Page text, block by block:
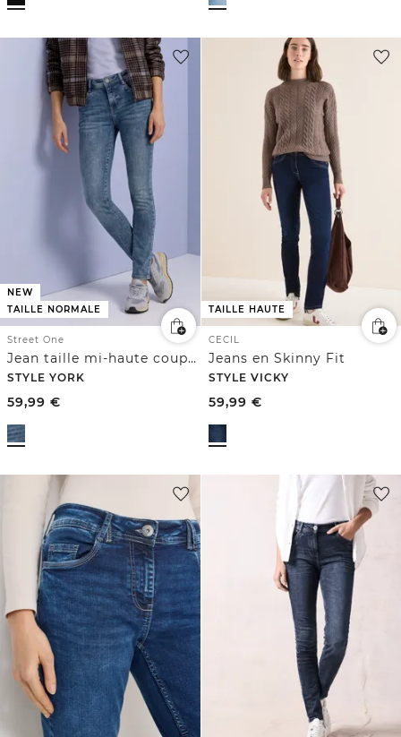
NEW
TAILLE NORMALE
Street One
Jean taille mi-haute coupe slim
STYLE YORK
59,99 €
TAILLE HAUTE
CECIL
Jeans en Skinny Fit
STYLE VICKY
59,99 €